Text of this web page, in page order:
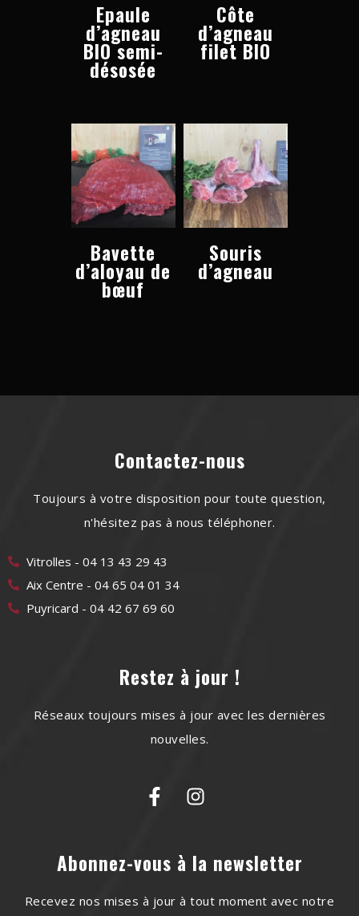
Epaule
d’agneau
BIO semi-
désosée
Côte
d’agneau
filet BIO
Bavette
d’aloyau de
bœuf
Souris
d’agneau
Contactez-nous
Toujours à votre disposition pour toute question,
n'hésitez pas à nous téléphoner.
Vitrolles - 04 13 43 29 43
Aix Centre - 04 65 04 01 34
Puyricard - 04 42 67 69 60
Restez à jour !
Réseaux toujours mises à jour avec les dernières
nouvelles.
Abonnez-vous à la newsletter
Recevez nos mises à jour à tout moment avec notre